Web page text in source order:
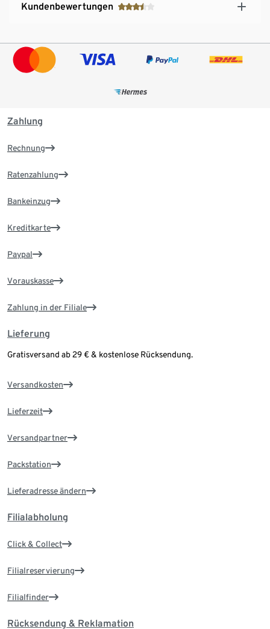
Kundenbewertungen
Zahlung
Rechnung
Ratenzahlung
Bankeinzug
Kreditkarte
Paypal
Vorauskasse
Zahlung in der Filiale
Lieferung
Gratisversand ab 29 € & kostenlose Rücksendung.
Versandkosten
Lieferzeit
Versandpartner
Packstation
Lieferadresse ändern
Filialabholung
Click & Collect
Filialreservierung
Filialfinder
Rücksendung & Reklamation